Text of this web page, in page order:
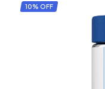
10% OFF